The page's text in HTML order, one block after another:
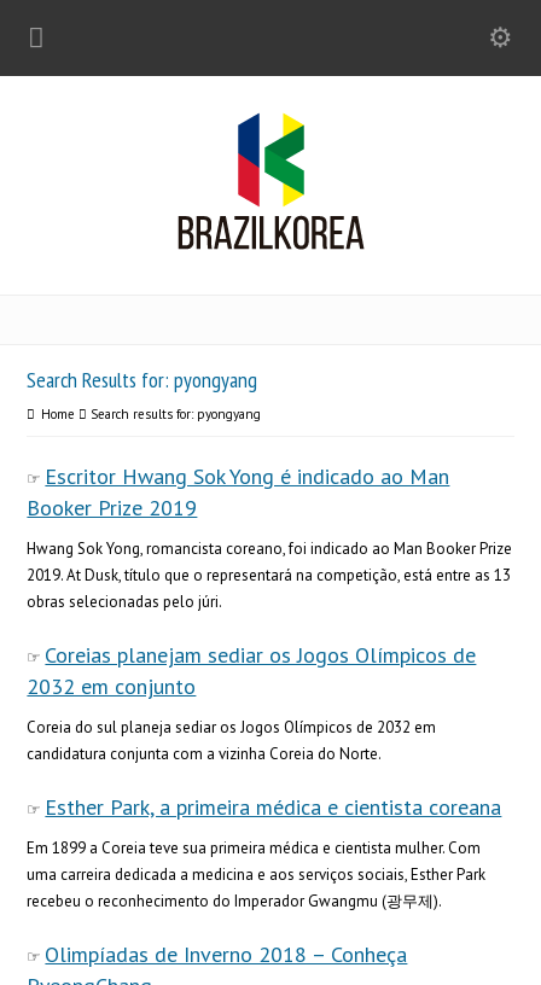
Search Results for: pyongyang
Home Search results for: pyongyang
Escritor Hwang Sok Yong é indicado ao Man
Booker Prize 2019
Hwang Sok Yong, romancista coreano, foi indicado ao Man Booker Prize
2019. At Dusk, título que o representará na competição, está entre as 13
obras selecionadas pelo júri.
Coreias planejam sediar os Jogos Olímpicos de
2032 em conjunto
Coreia do sul planeja sediar os Jogos Olímpicos de 2032 em
candidatura conjunta com a vizinha Coreia do Norte.
Esther Park, a primeira médica e cientista coreana
Em 1899 a Coreia teve sua primeira médica e cientista mulher. Com
uma carreira dedicada a medicina e aos serviços sociais, Esther Park
recebeu o reconhecimento do Imperador Gwangmu (광무제).
Olimpíadas de Inverno 2018 – Conheça